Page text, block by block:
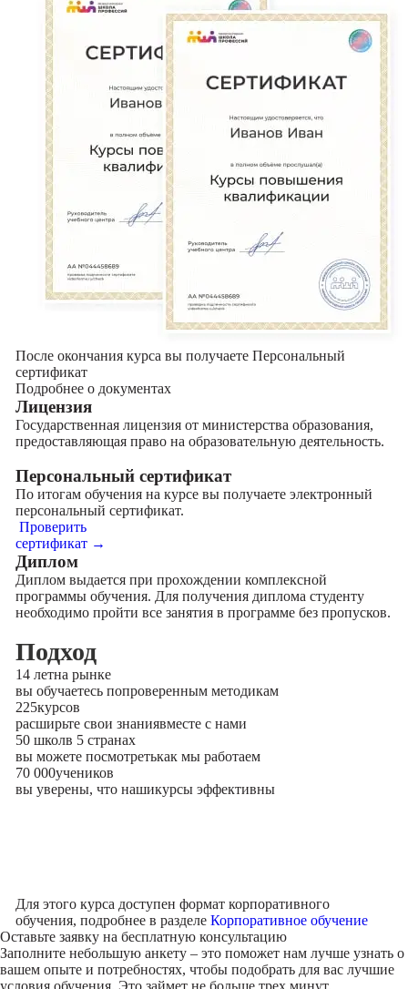
После окончания курса вы получаете Персональный
сертификат
Подробнее о документах
Лицензия
Государственная лицензия от министерства образования,
предоставляющая право на образовательную деятельность.
Персональный сертификат
По итогам обучения на курсе вы получаете электронный
персональный сертификат.
Проверить
сертификат →
Диплом
Диплом выдается при прохождении комплексной
программы обучения. Для получения диплома студенту
необходимо пройти все занятия в программе без пропусков.
Подход
14 летна рынке
вы обучаетесь попроверенным методикам
225курсов
расширьте свои знаниявместе с нами
50 школв 5 странах
вы можете посмотретькак мы работаем
70 000учеников
вы уверены, что нашикурсы эффективны
Для этого курса доступен формат корпоративного
обучения, подробнее в разделе Корпоративное обучение
Оставьте заявку на бесплатную консультацию
Заполните небольшую анкету – это поможет нам лучше узнать о
вашем опыте и потребностях, чтобы подобрать для вас лучшие
условия обучения. Это займет не больше трех минут.